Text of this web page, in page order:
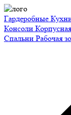
Гардеробные
Консоли
Спальни Рабочая